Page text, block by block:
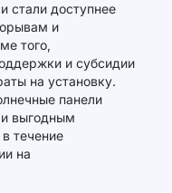
стали доступнее
и
того,
и субсидии
на установку.
панели
выгодным
течение
на